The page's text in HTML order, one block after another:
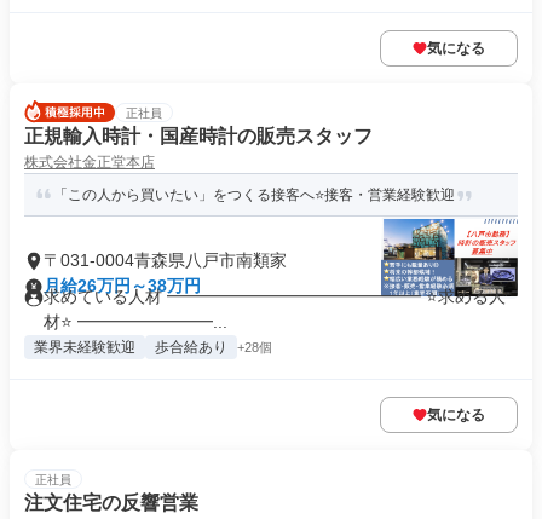
気になる
正社員
正規輸入時計・国産時計の販売スタッフ
株式会社金正堂本店
「この人から買いたい」をつくる接客へ⭐️接客・営業経験歓迎
〒031-0004青森県八戸市南類家
月給26万円～38万円
求めている人材 ━━━━━━━━━━━━━━━ ⭐️求める人
材⭐️ ━━━━━━━━...
業界未経験歓迎 歩合給あり +28個
気になる
正社員
注文住宅の反響営業